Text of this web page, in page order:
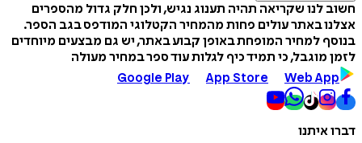
חשוב לנו שקריאה תהיה תענוג נגיש, ולכן חלק גדול מהספרים
אצלנו באתר עולים פחות מהמחיר הקטלוגי המודפס בגב הספר.
בנוסף למחיר המופחת באופן קבוע באתר, יש גם מבצעים מיוחדים
לזמן מוגבל, כי תמיד כיף לגלות עוד ספר במחיר מעולה
Google Play
App Store Web App
דברו איתנו